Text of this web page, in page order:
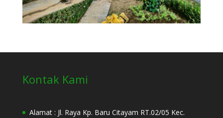
Kontak Kami
Alamat : Jl. Raya Kp. Baru Citayam RT.02/05 Kec.